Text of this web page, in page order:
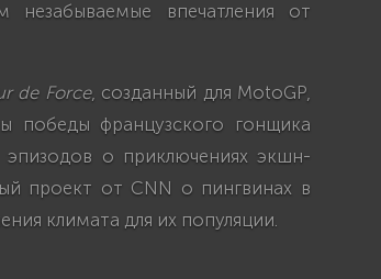
незабываемые впечатления от
de Force, созданный для MotoGP,
победы французского гонщика
о приключениях экшн-
проект от CNN о пингвинах в
климата для их популяции.